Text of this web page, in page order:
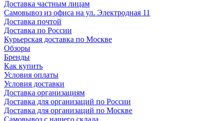
Доставка частным лицам
Самовывоз из офиса на ул. Электродная 11
Доставка почтой
Доставка по России
Курьерская доставка по Москве
Обзоры
Бренды
Как купить
Условия оплаты
Условия доставки
Доставка организациям
Доставка для организаций по России
Доставка для организаций по Москве
Самовывоз с нашего склада